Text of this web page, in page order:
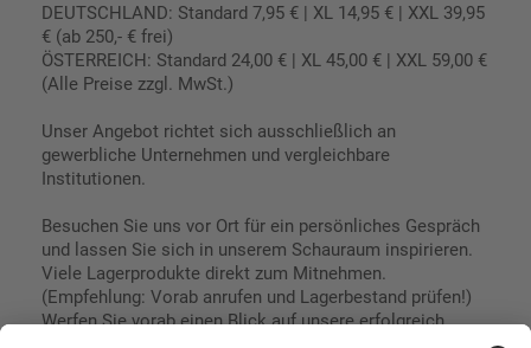
DEUTSCHLAND: Standard 7,95 € | XL 14,95 € | XXL 39,95
€ (ab 250,- € frei)
ÖSTERREICH: Standard 24,00 € | XL 45,00 € | XXL 59,00 €
(Alle Preise zzgl. MwSt.)
Unser Angebot richtet sich ausschließlich an
gewerbliche Unternehmen und vergleichbare
Institutionen.
Besuchen Sie uns vor Ort für ein persönliches Gespräch
und lassen Sie sich in unserem Schauraum inspirieren.
Viele Lagerprodukte direkt zum Mitnehmen.
(Empfehlung: Vorab anrufen und Lagerbestand prüfen!)
Werfen Sie vorab einen Blick auf unsere erfolgreich